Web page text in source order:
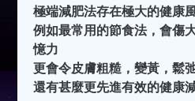
極端減肥法存在極大的健康
例如最常用的節食法，會傷
憶力
更會令皮膚粗糙，變黃，鬆
還有甚麼更先進有效的健康